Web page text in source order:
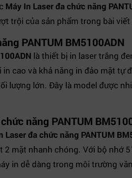
Máy In Laser đa chức năng
trội của sản phẩm trong bài viết
PANTUM BM5100ADN
là thiết bị in laser trắng
cao và khả năng in đảo mặt
lượng lớn. Đây là model được
năng PANTUM
Laser đa chức năng PANTUM
mặt nhanh chóng. Với bộ nhớ
in dễ dàng trong môi trường